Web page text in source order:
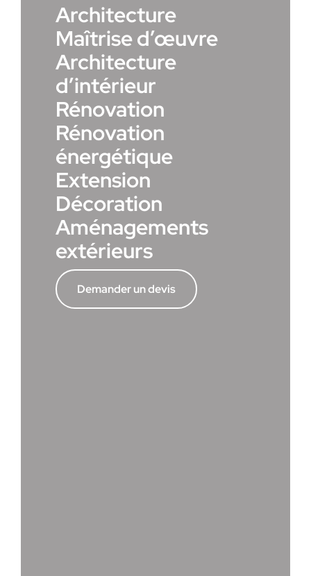
Architecture
Maîtrise d’œuvre
Architecture
d’intérieur
Rénovation
Rénovation
énergétique
Extension
Décoration
Aménagements
extérieurs
Demander un devis